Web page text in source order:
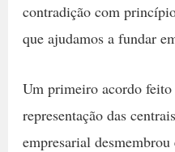
contradição com
que ajudamos a fundar
Um primeiro acordo feito
representação das
empresarial desmembrou